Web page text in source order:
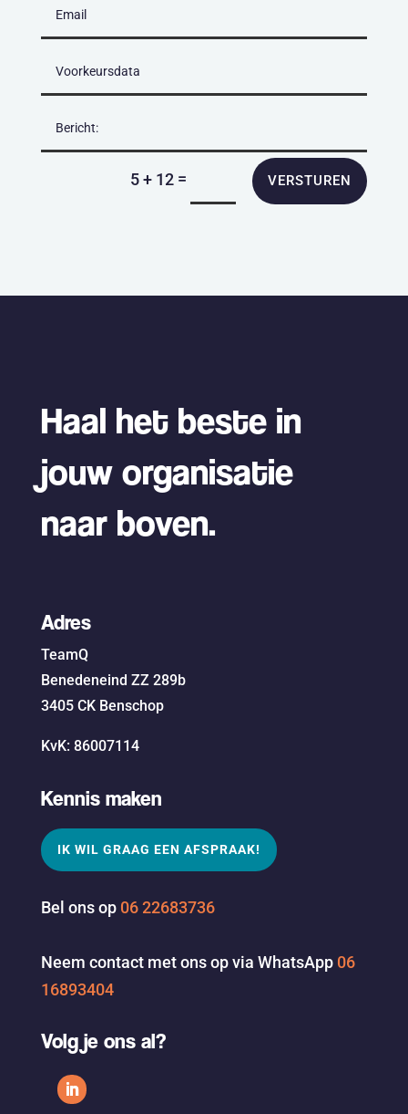
5 + 12 = VERSTUREN
Haal het beste in
jouw organisatie
naar boven.
Adres
TeamQ
Benedeneind ZZ 289b
3405 CK Benschop
KvK: 86007114
Kennis maken
IK WIL GRAAG EEN AFSPRAAK!
Bel ons op 06 22683736
Neem contact met ons op via WhatsApp 06
16893404
Volg je ons al?